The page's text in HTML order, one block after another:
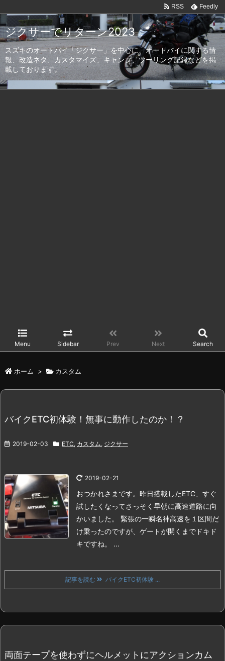
ジクサーでリターン2023
スズキのオートバイ「ジクサー」を中心に、オートバイに関する情
報、改造ネタ、カスタマイズ、キャンプ、ツーリング記録などを掲
載しております。
Menu Sidebar Prev Next Search
RSS Feedly
ホーム > カスタム
バイクETC初体験！無事に動作したのか！？
2019-02-03 ETC, カスタム, ジクサー
2019-02-21
おつかれさまです。 昨日搭載したETC、すぐ
試したくなってさっそく早朝に高速道路に向
かいました。
緊張の一瞬名神高速を１区間だ
け乗ったのですが、ゲートが開くまでドキド
キですね。 ...
記事を読む バイクETC初体験 ...
両面テープを使わずにヘルメットにアクションカム